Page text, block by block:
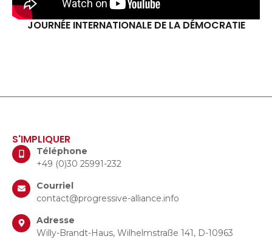
JOURNÉE INTERNATIONALE DE LA DÉMOCRATIE
S'IMPLIQUER
Téléphone
+49 (0)30 25991-232
Courriel
contact@progressive-alliance.info
Adresse
Willy-Brandt-Haus, Wilhelmstraße 141, D-10963